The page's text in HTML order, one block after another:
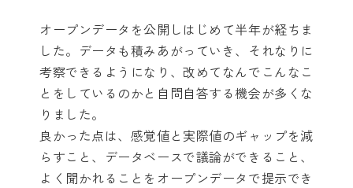
オープンデータを公開しはじめて半年が経ちま
した。データも積みあがっていき、それなりに
考察できるようになり、改めてなんでこんなこ
とをしているのかと自問自答する機会が多くな
りました。
良かった点は、感覚値と実際値のギャップを減
らすこと、データベースで議論ができること、
よく聞かれることをオープンデータで提示でき